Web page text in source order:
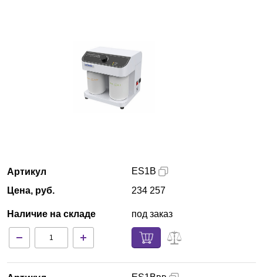
Производители
Доставка и оплата
Артикул
Цена, руб.
Наличие на складе
ES1B
234 257
под заказ